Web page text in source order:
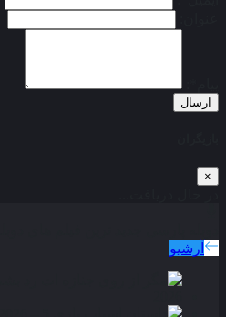
ارسال
×
آرشیو